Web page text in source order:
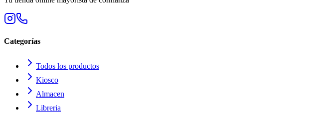
Categorías
Todos los productos
Kiosco
Almacen
Libreria